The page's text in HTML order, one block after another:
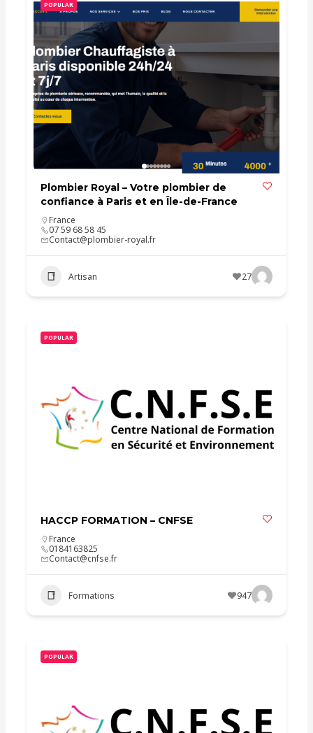
POPULAR
Plombier Royal – Votre plombier de
confiance à Paris et en Île-de-France
France
07 59 68 58 45
Contact@plombier-royal.fr
Artisan 27
POPULAR
HACCP FORMATION – CNFSE
France
0184163825
Contact@cnfse.fr
Formations 947
POPULAR